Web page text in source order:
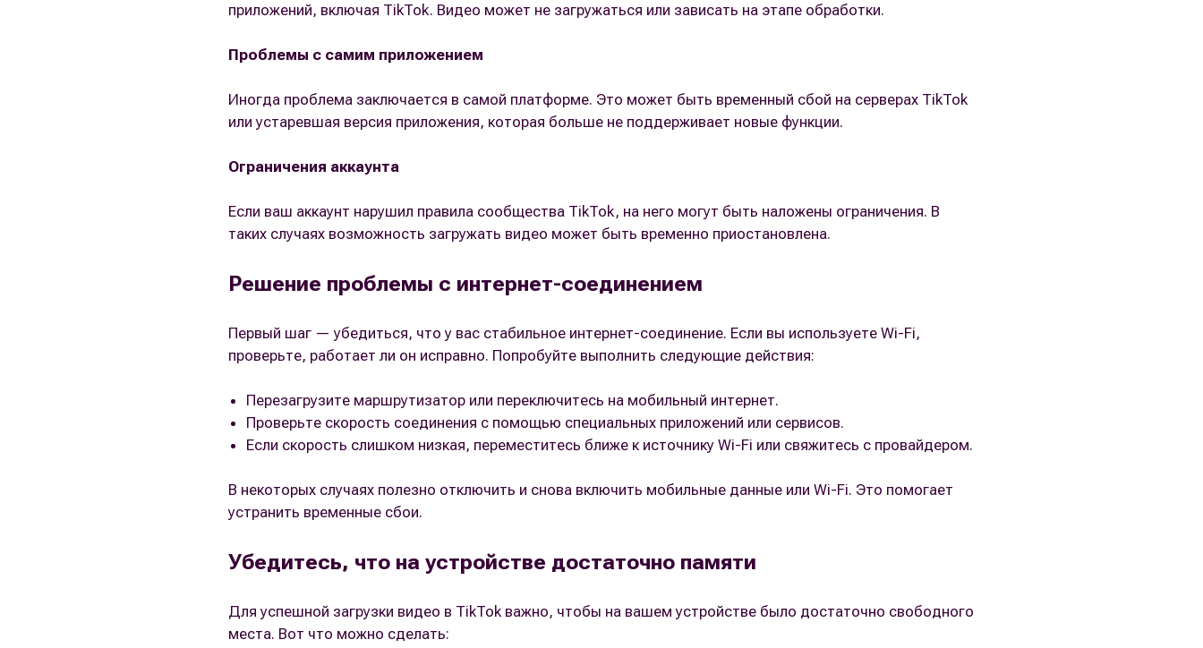
приложений, включая TikTok. Видео может не загружаться или зависать на этапе обработки.
Проблемы с самим приложением
Иногда проблема заключается в самой платформе. Это может быть временный сбой на серверах TikTok
или устаревшая версия приложения, которая больше не поддерживает новые функции.
Ограничения аккаунта
Если ваш аккаунт нарушил правила сообщества TikTok, на него могут быть наложены ограничения. В
таких случаях возможность загружать видео может быть временно приостановлена.
Решение проблемы с интернет-соединением
Первый шаг — убедиться, что у вас стабильное интернет-соединение. Если вы используете Wi-Fi,
проверьте, работает ли он исправно. Попробуйте выполнить следующие действия:
Перезагрузите маршрутизатор или переключитесь на мобильный интернет.
Проверьте скорость соединения с помощью специальных приложений или сервисов.
Если скорость слишком низкая, переместитесь ближе к источнику Wi-Fi или свяжитесь с провайдером.
В некоторых случаях полезно отключить и снова включить мобильные данные или Wi-Fi. Это помогает
устранить временные сбои.
Убедитесь, что на устройстве достаточно памяти
Для успешной загрузки видео в TikTok важно, чтобы на вашем устройстве было достаточно свободного
места. Вот что можно сделать: